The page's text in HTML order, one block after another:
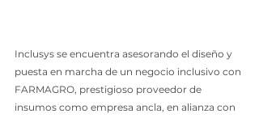
Inclusys se encuentra asesorando el diseño y
puesta en marcha de un negocio inclusivo con
FARMAGRO, prestigioso proveedor de
insumos como empresa ancla, en alianza con